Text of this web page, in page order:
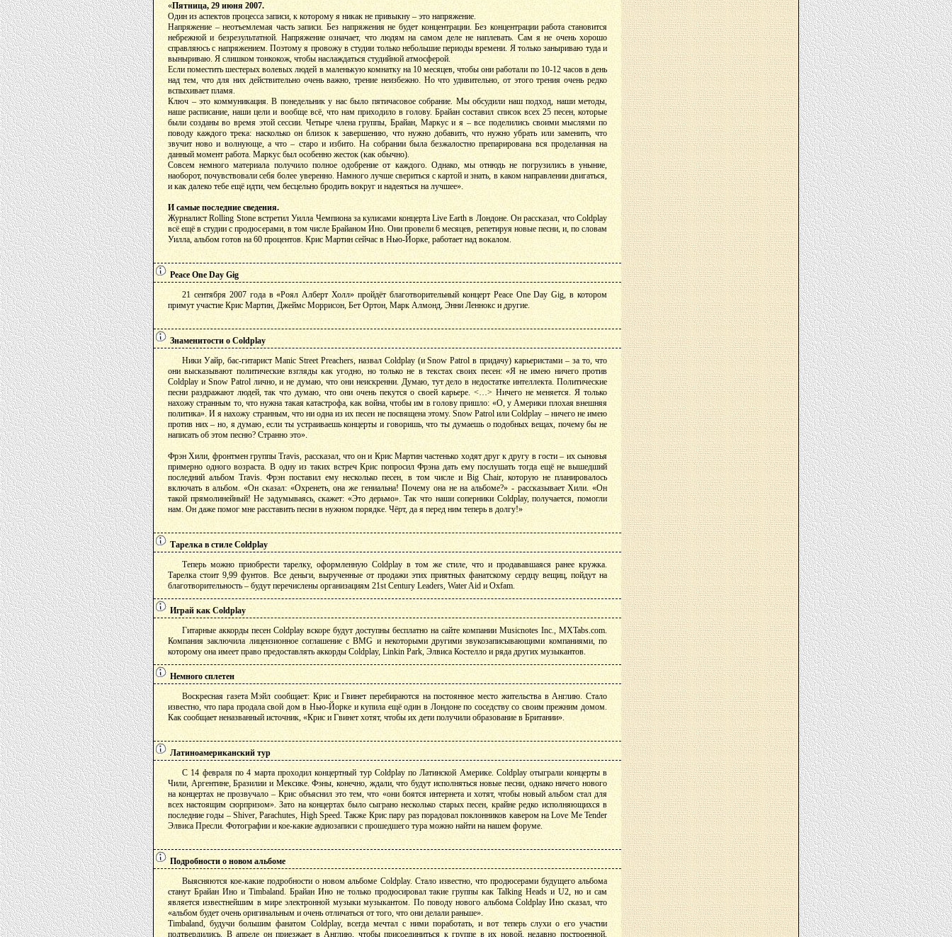
«Пятница, 29 июня 2007.
Один из аспектов процесса записи, к которому я никак не привыкну – это напряжение.
Напряжение – неотъемлемая часть записи. Без напряжения не будет концентрации. Без концентрации работа становится
небрежной и безрезультатной. Напряжение означает, что людям на самом деле не наплевать. Сам я не очень хорошо
справляюсь с напряжением. Поэтому я провожу в студии только небольшие периоды времени. Я только заныриваю туда и
выныриваю. Я слишком тонкокож, чтобы наслаждаться студийной атмосферой.
Если поместить шестерых волевых людей в маленькую комнатку на 10 месяцев, чтобы они работали по 10-12 часов в день
над тем, что для них действительно очень важно, трение неизбежно. Но что удивительно, от этого трения очень редко
вспыхивает пламя.
Ключ – это коммуникация. В понедельник у нас было пятичасовое собрание. Мы обсудили наш подход, наши методы,
наше расписание, наши цели и вообще всё, что нам приходило в голову. Брайан составил список всех 25 песен, которые
были созданы во время этой сессии. Четыре члена группы, Брайан, Маркус и я – все поделились своими мыслями по
поводу каждого трека: насколько он близок к завершению, что нужно добавить, что нужно убрать или заменить, что
звучит ново и волнующе, а что – старо и избито. На собрании была безжалостно препарирована вся проделанная на
данный момент работа. Маркус был особенно жесток (как обычно).
Совсем немного материала получило полное одобрение от каждого. Однако, мы отнюдь не погрузились в уныние,
наоборот, почувствовали себя более уверенно. Намного лучше свериться с картой и знать, в каком направлении двигаться,
и как далеко тебе ещё идти, чем бесцельно бродить вокруг и надеяться на лучшее».
И самые последние сведения.
Журналист Rolling Stone встретил Уилла Чемпиона за кулисами концерта Live Earth в Лондоне. Он рассказал, что Coldplay
всё ещё в студии с продюсерами, в том числе Брайаном Ино. Они провели 6 месяцев, репетируя новые песни, и, по словам
Уилла, альбом готов на 60 процентов. Крис Мартин сейчас в Нью-Йорке, работает над вокалом.
Peace One Day Gig
21 сентября 2007 года в «Роял Алберт Холл» пройдёт благотворительный концерт Peace One Day Gig, в котором
примут участие Крис Мартин, Джеймс Моррисон, Бет Ортон, Марк Алмонд, Энни Леннокс и другие.
Знаменитости о Coldplay
Ники Уайр, бас-гитарист Manic Street Preachers, назвал Coldplay (и Snow Patrol в придачу) карьеристами – за то, что
они высказывают политические взгляды как угодно, но только не в текстах своих песен: «Я не имею ничего против
Coldplay и Snow Patrol лично, и не думаю, что они неискренни. Думаю, тут дело в недостатке интеллекта. Политические
песни раздражают людей, так что думаю, что они очень пекутся о своей карьере. <…> Ничего не меняется. Я только
нахожу странным то, что нужна такая катастрофа, как война, чтобы им в голову пришло: «О, у Америки плохая внешняя
политика». И я нахожу странным, что ни одна из их песен не посвящена этому. Snow Patrol или Coldplay – ничего не имею
против них – но, я думаю, если ты устраиваешь концерты и говоришь, что ты думаешь о подобных вещах, почему бы не
написать об этом песню? Странно это».
Фрэн Хили, фронтмен группы Travis, рассказал, что он и Крис Мартин частенько ходят друг к другу в гости – их сыновья
примерно одного возраста. В одну из таких встреч Крис попросил Фрэна дать ему послушать тогда ещё не вышедший
последний альбом Travis. Фрэн поставил ему несколько песен, в том числе и Big Chair, которую не планировалось
включать в альбом. «Он сказал: «Охренеть, она же гениальна! Почему она не на альбоме?» - рассказывает Хили. «Он
такой прямолинейный! Не задумываясь, скажет: «Это дерьмо». Так что наши соперники Coldplay, получается, помогли
нам. Он даже помог мне расставить песни в нужном порядке. Чёрт, да я перед ним теперь в долгу!»
Тарелка в стиле Coldplay
Теперь можно приобрести тарелку, оформленную Coldplay в том же стиле, что и продававшаяся ранее кружка.
Тарелка стоит 9,99 фунтов. Все деньги, вырученные от продажи этих приятных фанатскому сердцу вещиц, пойдут на
благотворительность – будут перечислены организациям 21st Century Leaders, Water Aid и Oxfam.
Играй как Coldplay
Гитарные аккорды песен Coldplay вскоре будут доступны бесплатно на сайте компании Musicnotes Inc., MXTabs.com.
Компания заключила лицензионное соглашение с BMG и некоторыми другими звукозаписывающими компаниями, по
которому она имеет право предоставлять аккорды Coldplay, Linkin Park, Элвиса Костелло и ряда других музыкантов.
Немного сплетен
Воскресная газета Мэйл сообщает: Крис и Гвинет перебираются на постоянное место жительства в Англию. Стало
известно, что пара продала свой дом в Нью-Йорке и купила ещё один в Лондоне по соседству со своим прежним домом.
Как сообщает неназванный источник, «Крис и Гвинет хотят, чтобы их дети получили образование в Британии».
Латиноамериканский тур
С 14 февраля по 4 марта проходил концертный тур Coldplay по Латинской Америке. Coldplay отыграли концерты в
Чили, Аргентине, Бразилии и Мексике. Фэны, конечно, ждали, что будут исполняться новые песни, однако ничего нового
на концертах не прозвучало – Крис объяснил это тем, что «они боятся интернета и хотят, чтобы новый альбом стал для
всех настоящим сюрпризом». Зато на концертах было сыграно несколько старых песен, крайне редко исполняющихся в
последние годы – Shiver, Parachutes, High Speed. Также Крис пару раз порадовал поклонников кавером на Love Me Tender
Элвиса Пресли. Фотографии и кое-какие аудиозаписи с прошедшего тура можно найти на нашем форуме.
Подробности о новом альбоме
Выясняются кое-какие подробности о новом альбоме Coldplay. Стало известно, что продюсерами будущего альбома
станут Брайан Ино и Timbaland. Брайан Ино не только продюсировал такие группы как Talking Heads и U2, но и сам
является известнейшим в мире электронной музыки музыкантом. По поводу нового альбома Coldplay Ино сказал, что
«альбом будет очень оригинальным и очень отличаться от того, что они делали раньше».
Timbaland, будучи большим фанатом Coldplay, всегда мечтал с ними поработать, и вот теперь слухи о его участии
подтвердились. В апреле он приезжает в Англию, чтобы присоединиться к группе в их новой, недавно построенной,